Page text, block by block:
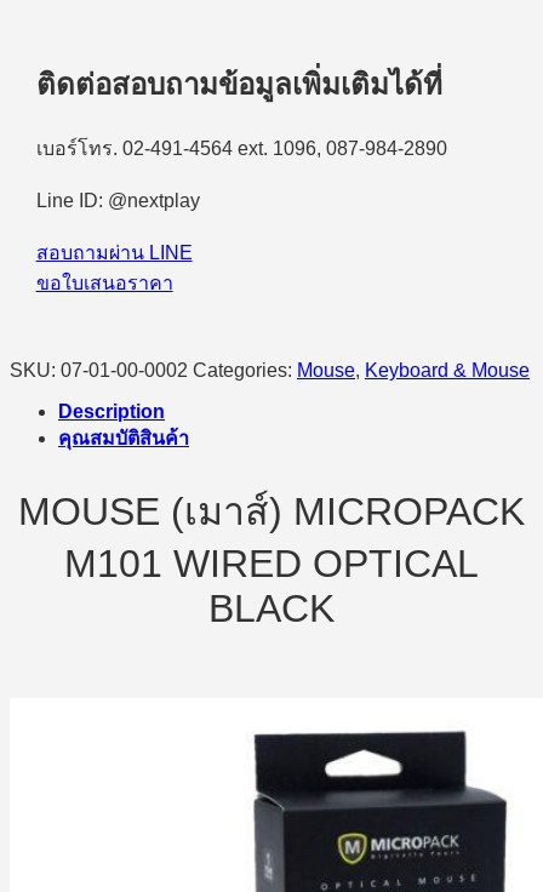
สาย)
Wired
(Black)
quantity
ติดต่อสอบถามข้อมูลเพิ่มเติมได้ที่
เบอร์โทร. 02-491-4564 ext. 1096, 087-984-2890
Line ID: @nextplay
สอบถามผ่าน LINE
ขอใบเสนอราคา
SKU: 07-01-00-0002 Categories: Mouse, Keyboard & Mouse
Description
คุณสมบัติสินค้า
MOUSE (เมาส์) MICROPACK
M101 WIRED OPTICAL
BLACK